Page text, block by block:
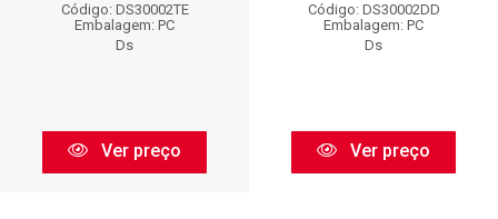
Código: DS30002TE
Embalagem: PC
Ds
Ver preço
Código: DS30002DD
Embalagem: PC
Ds
Ver preço